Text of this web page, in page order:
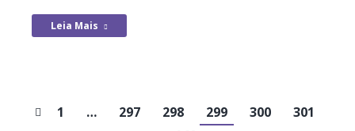
Leia Mais
1 … 297 298 299 300
301